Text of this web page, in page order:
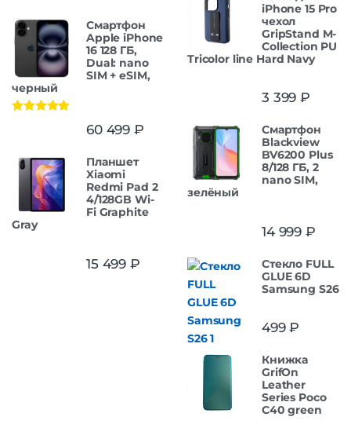
Смартфон
Apple iPhone
16 128 ГБ,
Dual: nano
SIM + eSIM,
черный
60 499 ₽
Планшет
Xiaomi
Redmi Pad 2
4/128GB Wi-
Fi Graphite
Gray
15 499 ₽
iPhone 15 Pro
чехол
GripStand M-
Collection PU
Tricolor line Hard Navy
3 399 ₽
Смартфон
Blackview
BV6200 Plus
8/128 ГБ, 2
nano SIM,
зелёный
14 999 ₽
Стекло FULL
GLUE 6D
Samsung S26
499₽
Книжка
GrifOn
Leather
Series Poco
C40 green